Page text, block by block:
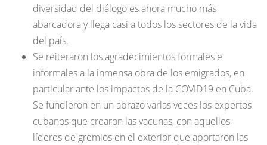
diversidad del diálogo es ahora mucho más
abarcadora y llega casi a todos los sectores de la vida
del país.
Se reiteraron los agradecimientos formales e
informales a la inmensa obra de los emigrados, en
particular ante los impactos de la COVID19 en Cuba.
Se fundieron en un abrazo varias veces los expertos
cubanos que crearon las vacunas, con aquellos
líderes de gremios en el exterior que aportaron las